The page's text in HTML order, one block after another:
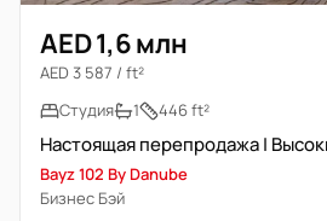
AED 1,6 млн
AED 3 587 / ft²
Студия
1 446 ft²
Bayz 102 By Danube
Бизнес Бэй